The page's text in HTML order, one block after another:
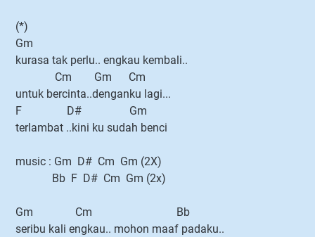
(*)
Gm
kurasa tak perlu.. engkau kembali..
Cm Gm Cm
untuk bercinta..denganku lagi...
F D# Gm
terlambat ..kini ku sudah benci
music : Gm D# Cm Gm (2X)
Bb F D# Cm Gm (2x)
Gm Cm Bb
seribu kali engkau.. mohon maaf padaku..